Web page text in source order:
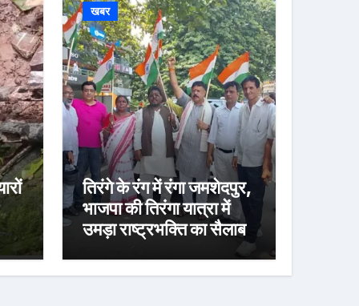
खबर
तिरंगे के रंग में रंगा जमशेदपुर,
भाजपा की तिरंगा यात्रा में
उमड़ा राष्ट्रभक्ति का सैलाब